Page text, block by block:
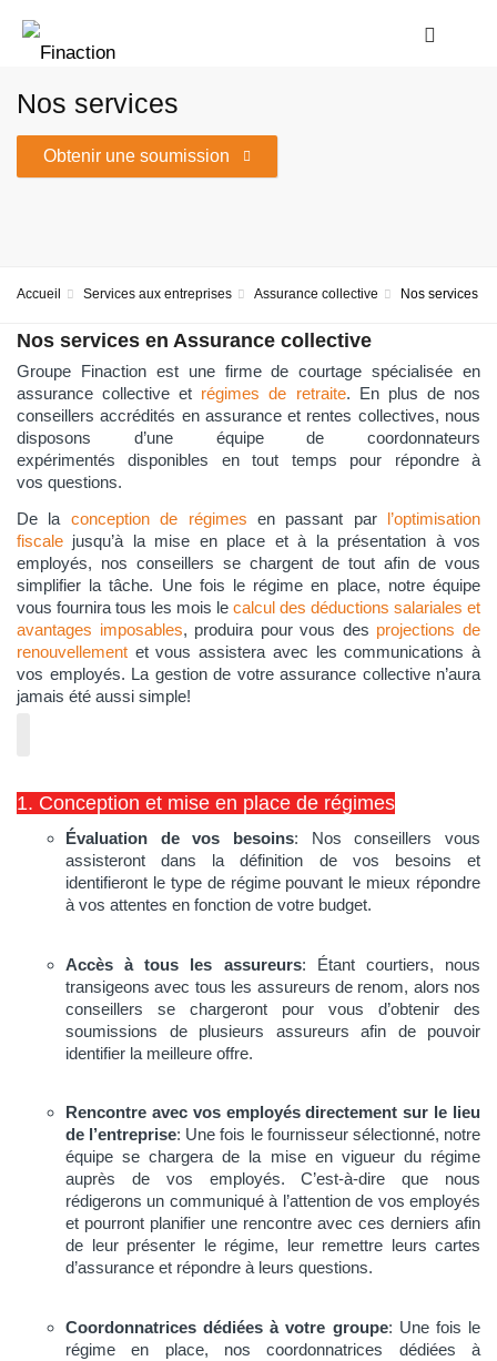
Nos services
Obtenir une soumission
Accueil Services aux entreprises Assurance collective Nos services
Nos services en Assurance collective
Groupe Finaction est une firme de courtage spécialisée en
assurance collective et régimes de retraite. En plus de nos
conseillers accrédités en assurance et rentes collectives, nous
disposons d’une équipe de coordonnateurs
expérimentés disponibles en tout temps pour répondre à
vos questions.
De la conception de régimes en passant par l’optimisation
fiscale jusqu’à la mise en place et à la présentation à vos
employés, nos conseillers se chargent de tout afin de vous
simplifier la tâche. Une fois le régime en place, notre équipe
vous fournira tous les mois le calcul des déductions salariales et
avantages imposables, produira pour vous des projections de
renouvellement et vous assistera avec les communications à
vos employés. La gestion de votre assurance collective n’aura
jamais été aussi simple!
1. Conception et mise en place de régimes
Évaluation de vos besoins: Nos conseillers vous
assisteront dans la définition de vos besoins et
identifieront le type de régime pouvant le mieux répondre
à vos attentes en fonction de votre budget.
Accès à tous les assureurs: Étant courtiers, nous
transigeons avec tous les assureurs de renom, alors nos
conseillers se chargeront pour vous d’obtenir des
soumissions de plusieurs assureurs afin de pouvoir
identifier la meilleure offre.
Rencontre avec vos employés directement sur le lieu
de l’entreprise: Une fois le fournisseur sélectionné, notre
équipe se chargera de la mise en vigueur du régime
auprès de vos employés. C’est-à-dire que nous
rédigerons un communiqué à l’attention de vos employés
et pourront planifier une rencontre avec ces derniers afin
de leur présenter le régime, leur remettre leurs cartes
d’assurance et répondre à leurs questions.
Coordonnatrices dédiées à votre groupe: Une fois le
régime en place, nos coordonnatrices dédiées à